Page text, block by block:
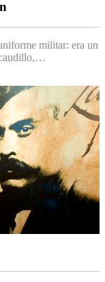
militar: era un